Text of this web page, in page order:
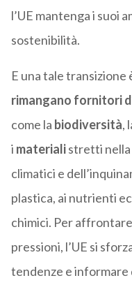
l’UE mantenga i suoi
sostenibilità.
E una tale
rimangano fornitori
come la biodiversità,
i materialistretti nella
climatici e
plastica, ai nutrienti
chimici. Per
pressioni, l’UE si
tendenze e informare